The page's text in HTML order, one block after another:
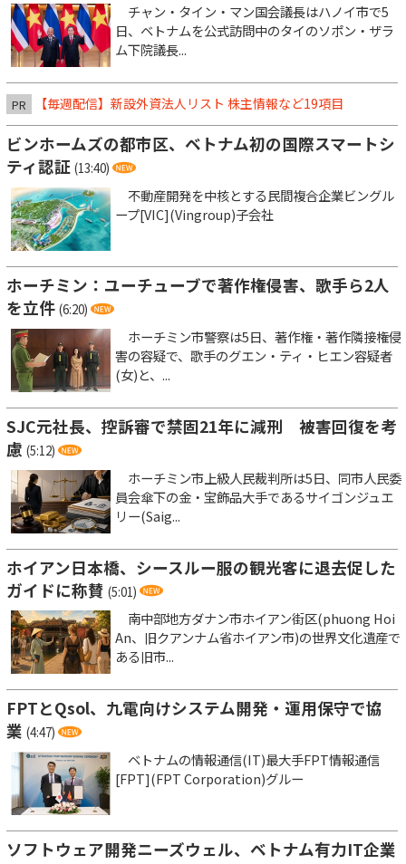
チャン・タイン・マン国会議長はハノイ市で5
日、ベトナムを公式訪問中のタイのソポン・ザラ
ム下院議長...
PR 【毎週配信】新設外資法人リスト 株主情報など19項目
ビンホームズの都市区、ベトナム初の国際スマートシ
ティ認証 (13:40)
不動産開発を中核とする民間複合企業ビングル
ープ[VIC](Vingroup)子会社
ホーチミン：ユーチューブで著作権侵害、歌手ら2人
を立件 (6:20)
ホーチミン市警察は5日、著作権・著作隣接権侵
害の容疑で、歌手のグエン・ティ・ヒエン容疑者
(女)と、...
SJC元社長、控訴審で禁固21年に減刑 被害回復を考
慮 (5:12)
ホーチミン市上級人民裁判所は5日、同市人民委
員会傘下の金・宝飾品大手であるサイゴンジュエ
リー(Saig...
ホイアン日本橋、シースルー服の観光客に退去促した
ガイドに称賛 (5:01)
南中部地方ダナン市ホイアン街区(phuong Hoi
An、旧クアンナム省ホイアン市)の世界文化遺産で
ある旧市...
FPTとQsol、九電向けシステム開発・運用保守で協
業 (4:47)
ベトナムの情報通信(IT)最大手FPT情報通信
[FPT](FPT Corporation)グルー
ソフトウェア開発ニーズウェル、ベトナム有力IT企業